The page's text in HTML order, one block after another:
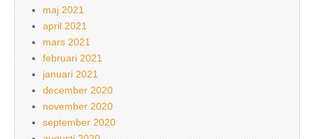
maj 2021
april 2021
mars 2021
februari 2021
januari 2021
december 2020
november 2020
september 2020